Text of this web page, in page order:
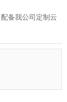
备我公司定制云